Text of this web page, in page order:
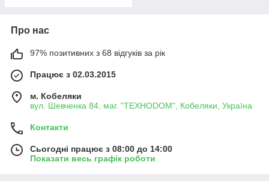
Про нас
97% позитивних з 68 відгуків за рік
Працює з 02.03.2015
м. Кобеляки
вул. Шевченка 84, маг. "ТЕХНОDOM", Кобеляки, Україна
Контакти
Сьогодні працює з 08:00 до 14:00
Показати весь графік роботи